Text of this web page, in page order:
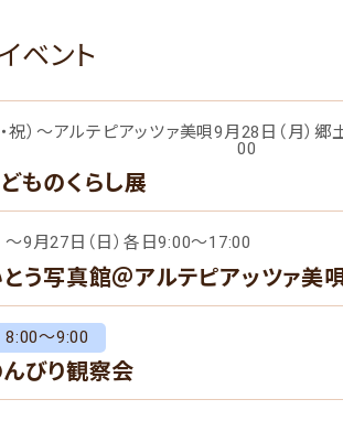
ベント
祝）～アルテピアッツァ美唄9月28日（月）
00
どものくらし展
～9月27日（日）各日9:00～17:00
とう写真館＠アルテピアッツァ美
8:00～9:00
んびり観察会